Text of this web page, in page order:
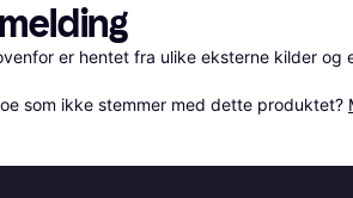
er hentet fra ulike eksterne kilder og
som ikke stemmer med dette produktet?